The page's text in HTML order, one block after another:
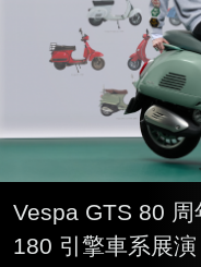
Vespa GTS 80
180 引擎車系展